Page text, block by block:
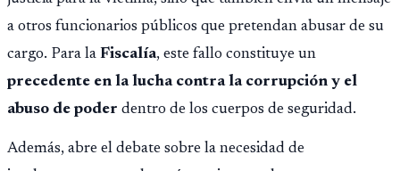
a otros funcionarios públicos que pretendan abusar de su
cargo. Para la Fiscalía, este fallo constituye un
precedente en la lucha contra la corrupción y el
abuso de poder dentro de los cuerpos de seguridad.
Además, abre el debate sobre la necesidad de